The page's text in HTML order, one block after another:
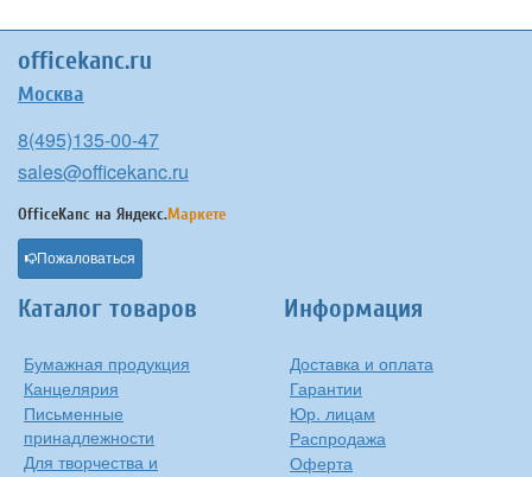
officekanc.ru
Москва
8(495)135-00-47
sales@officekanc.ru
OfficeKanc на Яндекс.Маркете
Пожаловаться
Каталог товаров
Бумажная продукция
Канцелярия
Письменные
принадлежности
Для творчества и
Информация
Доставка и оплата
Гарантии
Юр. лицам
Распродажа
Оферта